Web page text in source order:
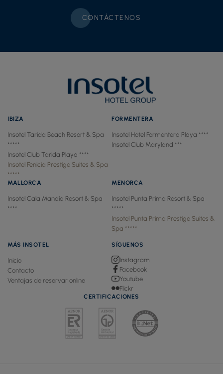
CONTÁCTENOS
IBIZA
Insotel Tarida Beach Resort & Spa
*****
Insotel Club Tarida Playa ****
Insotel Fenicia Prestige Suites & Spa
*****
FORMENTERA
Insotel Hotel Formentera Playa ****
Insotel Club Maryland ***
MALLORCA
Insotel Cala Mandía Resort & Spa
****
MENORCA
Insotel Punta Prima Resort & Spa
*****
Insotel Punta Prima Prestige Suites &
Spa *****
MÁS INSOTEL
Inicio
Contacto
Ventajas de reservar online
SÍGUENOS
Instagram
Facebook
Youtube
Flickr
CERTIFICACIONES